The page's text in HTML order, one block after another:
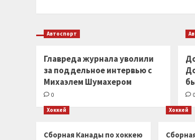
Автоспорт
Главреда журнала уволили
за поддельное интервью с
Михаэлем Шумахером
0 0
Хоккей
Сборная Канады по хоккею
Хоккей